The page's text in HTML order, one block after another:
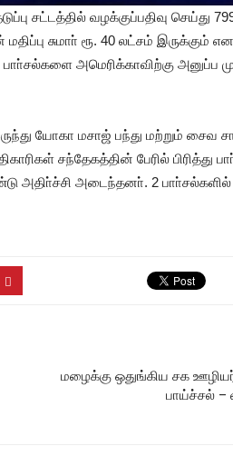
சட்டத்தில் வழக்குப்பதிவு செய்து
சுமாா் ரூ. 40 லட்சம் இருக்கும் என
அமெரிக்காவிற்கு அனுப்ப
யோகா மசாஜ் பந்து மற்றும் சைவ
சந்தேகத்தின் பேரில் பிரித்து
அதிா்ச்சி அடைந்தனா். 2 பாா்சல்களில்
மழைக்கு ஒதுங்கிய சக
பாய்ச்சல் –